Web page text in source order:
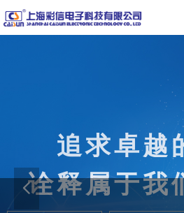
追求卓越
诠释属于我
秉承“热忱为同行
宗旨
提供全方位
넳